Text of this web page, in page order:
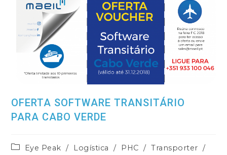
OFERTA SOFTWARE TRANSITÁRIO
PARA CABO VERDE
PostEye Peak / Logística / PHC / Transporter /